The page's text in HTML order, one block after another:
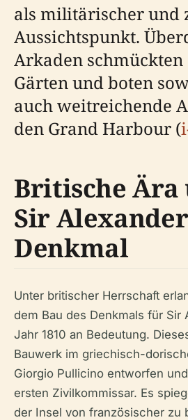
als militärischer und
Aussichtspunkt.
Arkaden schmückten
Gärten und boten
auch weitreichende
den Grand Harbour (
Britische Ära
Sir
Denkmal
Unter britischer Herrschaft
dem Bau des Denkmals für Sir
Jahr 1810 an Bedeutung.
Bauwerk im griechisch-
Giorgio Pullicino entworfen
ersten Zivilkommissar. Es
der Insel von französischer zu